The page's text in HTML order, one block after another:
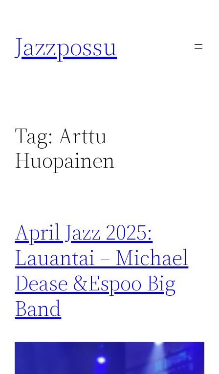
content
Jazzpossu
Tag: Arttu
Huopainen
April Jazz 2025:
Lauantai – Michael
Dease &Espoo Big
Band